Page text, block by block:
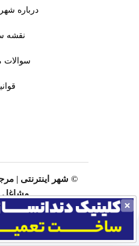
درباره شهر
نقشه
سوالات
© شهر اینترنتی |
مشاغل